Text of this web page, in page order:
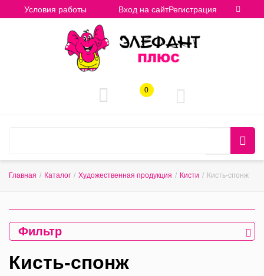
Условия работы Вход на сайтРегистрация
0
Главная / Каталог / Художественная продукция / Кисти / Кисть-спонж
Фильтр
Кисть-спонж